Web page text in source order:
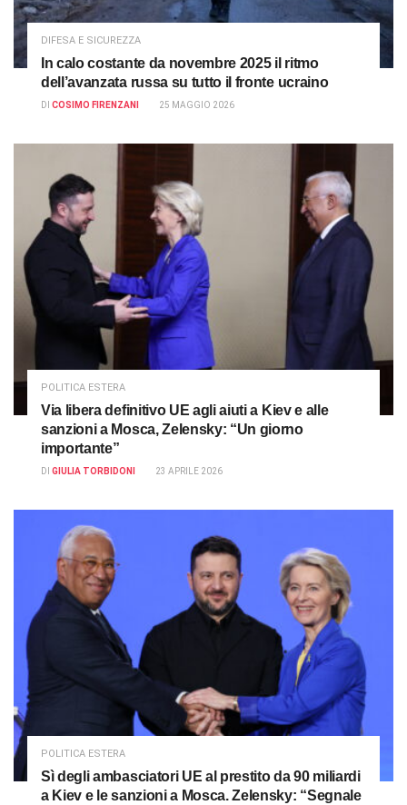
DIFESA E SICUREZZA
In calo costante da novembre 2025 il ritmo
dell’avanzata russa su tutto il fronte ucraino
DI COSIMO FIRENZANI 25 MAGGIO 2026
POLITICA ESTERA
Via libera definitivo UE agli aiuti a Kiev e alle
sanzioni a Mosca, Zelensky: “Un giorno
importante”
DI GIULIA TORBIDONI 23 APRILE 2026
POLITICA ESTERA
Sì degli ambasciatori UE al prestito da 90 miliardi
a Kiev e le sanzioni a Mosca. Zelensky: “Segnale